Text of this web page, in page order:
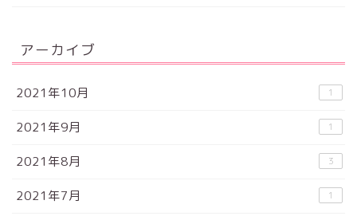
アーカイブ
2021年10月 1
2021年9月 1
2021年8月 3
2021年7月 1